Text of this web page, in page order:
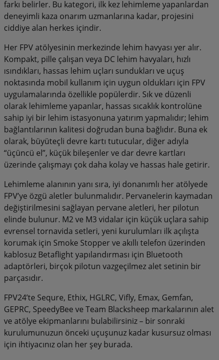
farkı belirler. Bu kategori, ilk kez lehimleme yapanlardan
deneyimli kaza onarım uzmanlarına kadar, projesini
ciddiye alan herkes içindir.
Her FPV atölyesinin merkezinde lehim havyası yer alır.
Kompakt, pille çalışan veya DC lehim havyaları, hızlı
ısındıkları, hassas lehim uçları sundukları ve uçuş
noktasında mobil kullanım için uygun oldukları için FPV
uygulamalarında özellikle popülerdir. Sık ve düzenli
olarak lehimleme yapanlar, hassas sıcaklık kontrolüne
sahip iyi bir lehim istasyonuna yatırım yapmalıdır; lehim
bağlantılarının kalitesi doğrudan buna bağlıdır. Buna ek
olarak, büyüteçli devre kartı tutucular, diğer adıyla
“üçüncü el”, küçük bileşenler ve dar devre kartları
üzerinde çalışmayı çok daha kolay ve hassas hale getirir.
Lehimleme alanının yanı sıra, iyi donanımlı her atölyede
FPV’ye özgü aletler bulunmalıdır. Pervanelerin kaymadan
değiştirilmesini sağlayan pervane aletleri, her pilotun
elinde bulunur. M2 ve M3 vidalar için küçük uçlara sahip
evrensel tornavida setleri, yeni kurulumları ilk açılışta
korumak için Smoke Stopper ve akıllı telefon üzerinden
kablosuz Betaflight yapılandırması için Bluetooth
adaptörleri, birçok pilotun vazgeçilmez alet setinin bir
parçasıdır.
FPV24’te Sequre, Ethix, HGLRC, Vifly, Emax, Gemfan,
GEPRC, SpeedyBee ve Team Blacksheep markalarının alet
ve atölye ekipmanlarını bulabilirsiniz – bir sonraki
kurulumunuzun önceki uçuşunuz kadar kusursuz olması
için ihtiyacınız olan her şey burada.